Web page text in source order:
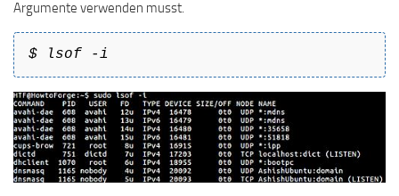
Argumente verwenden musst.
$ lsof -i